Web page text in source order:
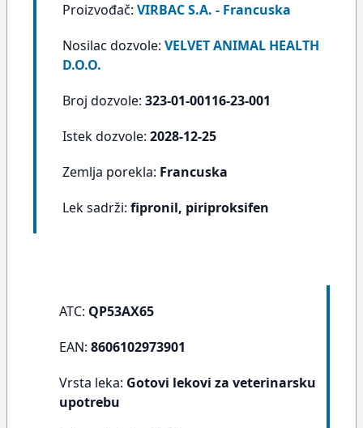
Proizvođač: VIRBAC S.A. - Francuska
Nosilac dozvole: VELVET ANIMAL HEALTH
D.O.O.
Broj dozvole: 323-01-00116-23-001
Istek dozvole: 2028-12-25
Zemlja porekla: Francuska
Lek sadrži: fipronil, piriproksifen
ATC: QP53AX65
EAN: 8606102973901
Vrsta leka: Gotovi lekovi za veterinarsku
upotrebu